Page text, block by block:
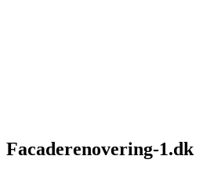
Facaderenovering-1.dk